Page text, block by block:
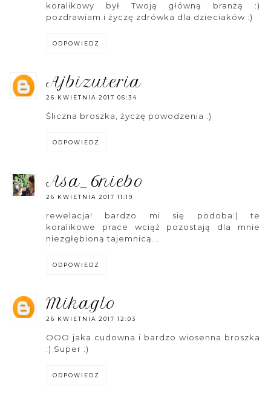
koralikowy był Twoją główną branżą :)
pozdrawiam i życzę zdrówka dla dzieciaków :)
ODPOWIEDZ
ajbizuteria
26 KWIETNIA 2017 06:34
Śliczna broszka, życzę powodzenia :)
ODPOWIEDZ
asa_6niebo
26 KWIETNIA 2017 11:19
rewelacja! bardzo mi się podoba:) te
koralikowe prace wciąż pozostają dla mnie
niezgłębioną tajemnicą...
ODPOWIEDZ
mikaglo
26 KWIETNIA 2017 12:03
OOO jaka cudowna i bardzo wiosenna broszka
:) Super :)
ODPOWIEDZ